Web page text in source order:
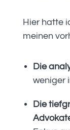
Hier hatte
meinen
Die
weniger
Die